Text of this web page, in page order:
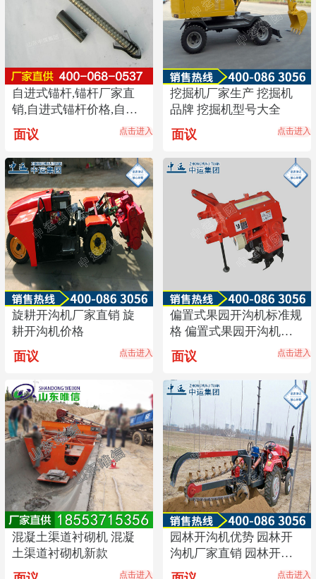
自进式锚杆,锚杆厂家直
销,自进式锚杆价格,自进
式锚杆供应商畅销
面议 点击进入
挖掘机厂家生产 挖掘机
品牌 挖掘机型号大全
面议 点击进入
旋耕开沟机厂家直销 旋
耕开沟机价格
面议 点击进入
偏置式果园开沟机标准规
格 偏置式果园开沟机价
格
面议 点击进入
混凝土渠道衬砌机 混凝
土渠道衬砌机新款
点击进入
园林开沟机优势 园林开
沟机厂家直销 园林开沟
机价格
点击进入